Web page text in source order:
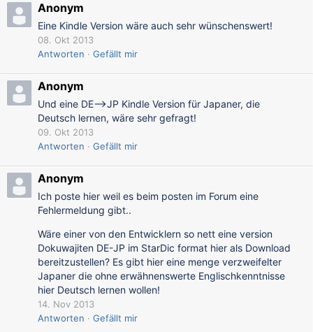
Anonym
Eine Kindle Version wäre auch sehr wünschenswert!
08. Okt 2013
Antworten
Gefällt mir
Anonym
Und eine DE-->JP Kindle Version für Japaner, die
Deutsch lernen, wäre sehr gefragt!
09. Okt 2013
Antworten
Gefällt mir
Anonym
Ich poste hier weil es beim posten im Forum eine
Fehlermeldung gibt..
Wäre einer von den Entwicklern so nett eine version
Dokuwajiten DE-JP im StarDic format hier als Download
bereitzustellen? Es gibt hier eine menge verzweifelter
Japaner die ohne erwähnenswerte Englischkenntnisse
hier Deutsch lernen wollen!
14. Nov 2013
Antworten
Gefällt mir